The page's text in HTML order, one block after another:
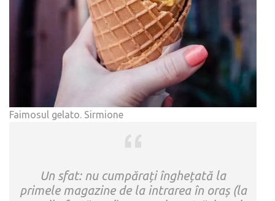
Faimosul gelato. Sirmione
Un sfat: nu cumpărați înghețată la
primele magazine de la intrarea în oraș (la